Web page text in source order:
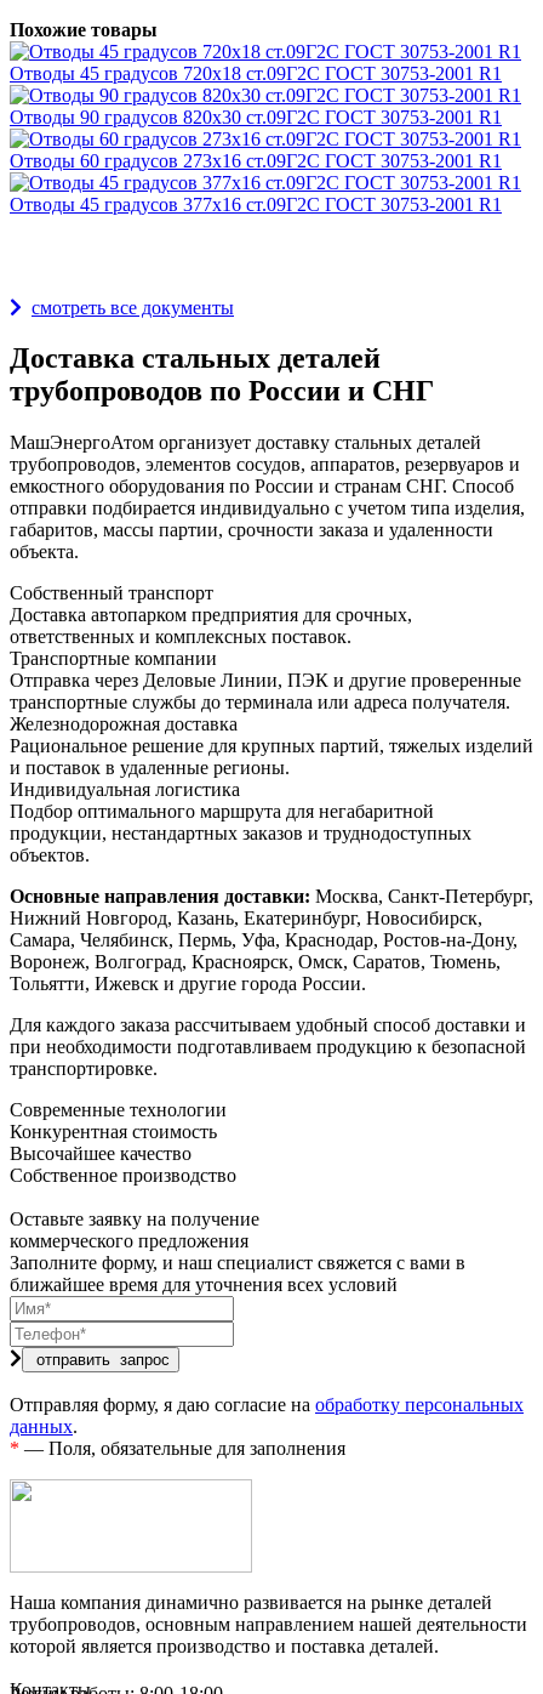
Похожие товары
Отводы 45 градусов 720х18 ст.09Г2С ГОСТ 30753-2001 R1
Отводы 90 градусов 820х30 ст.09Г2С ГОСТ 30753-2001 R1
Отводы 60 градусов 273х16 ст.09Г2С ГОСТ 30753-2001 R1
Отводы 45 градусов 377х16 ст.09Г2С ГОСТ 30753-2001 R1
смотреть все документы
Доставка стальных деталей
трубопроводов по России и СНГ
МашЭнергоАтом организует доставку стальных деталей
трубопроводов, элементов сосудов, аппаратов, резервуаров и
емкостного оборудования по России и странам СНГ. Способ
отправки подбирается индивидуально с учетом типа изделия,
габаритов, массы партии, срочности заказа и удаленности
объекта.
Собственный транспорт
Доставка автопарком предприятия для срочных,
ответственных и комплексных поставок.
Транспортные компании
Отправка через Деловые Линии, ПЭК и другие проверенные
транспортные службы до терминала или адреса получателя.
Железнодорожная доставка
Рациональное решение для крупных партий, тяжелых изделий
и поставок в удаленные регионы.
Индивидуальная логистика
Подбор оптимального маршрута для негабаритной
продукции, нестандартных заказов и труднодоступных
объектов.
Основные направления доставки: Москва, Санкт-Петербург,
Нижний Новгород, Казань, Екатеринбург, Новосибирск,
Самара, Челябинск, Пермь, Уфа, Краснодар, Ростов-на-Дону,
Воронеж, Волгоград, Красноярск, Омск, Саратов, Тюмень,
Тольятти, Ижевск и другие города России.
Для каждого заказа рассчитываем удобный способ доставки и
при необходимости подготавливаем продукцию к безопасной
транспортировке.
Современные технологии
Конкурентная стоимость
Высочайшее качество
Собственное производство
Оставьте заявку на получение
коммерческого предложения
Заполните форму, и наш специалист свяжется с вами в
ближайшее время для уточнения всех условий
Отправляя форму, я даю согласие на обработку персональных
данных.
* — Поля, обязательные для заполнения
Наша компания динамично развивается на рынке деталей
трубопроводов, основным направлением нашей деятельности
которой является производство и поставка деталей.